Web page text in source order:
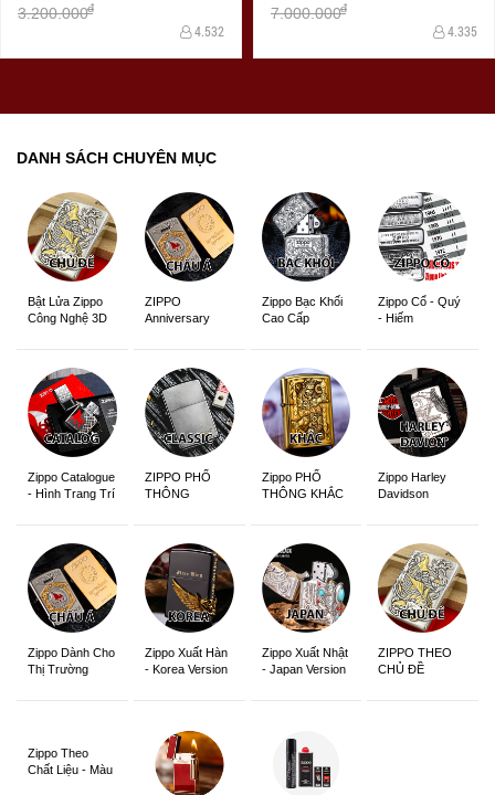
3.200.000đ
4.532
7.000.000đ
4.335
DANH SÁCH CHUYÊN MỤC
Bật Lửa Zippo
Công Nghệ 3D
ZIPPO
Anniversary
Zippo Bạc Khối
Cao Cấp
Zippo Cổ - Quý
- Hiếm
Zippo Catalogue
- Hình Trang Trí
ZIPPO PHỔ
THÔNG
Zippo PHỔ
THÔNG KHẮC
Zippo Harley
Davidson
Zippo Dành Cho
Thị Trường
Zippo Xuất Hàn
- Korea Version
Zippo Xuất Nhật
- Japan Version
ZIPPO THEO
CHỦ ĐỀ
Zippo Theo
Chất Liệu - Màu